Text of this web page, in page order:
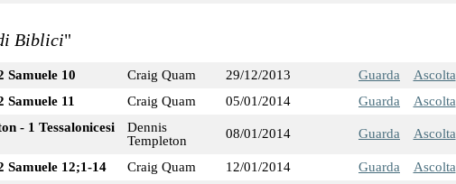
Biblici"
Samuele 10 Craig Quam 29/12/2013 Guarda
Ascolta
11
Craig Quam 05/01/2014 Guarda
Ascolta
- 1 Tessalonicesi
Dennis
Templeton
08/01/2014 Guarda Ascolta
Samuele 12;1-14 Craig Quam 12/01/2014 Guarda Ascolta